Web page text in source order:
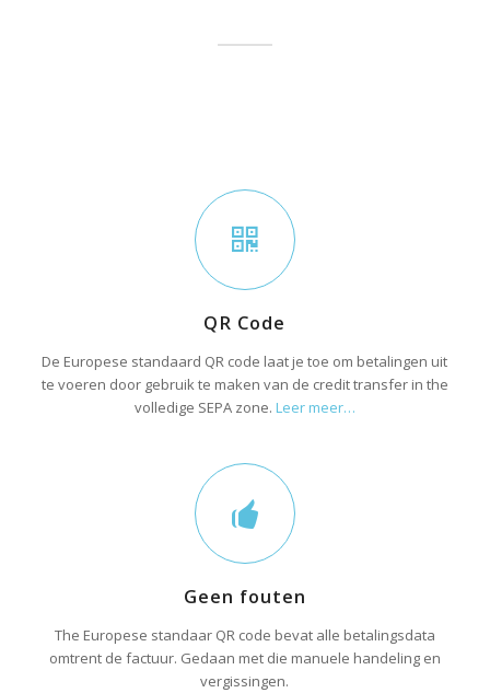
QR Code
De Europese standaard QR code laat je toe om betalingen uit
te voeren door gebruik te maken van de credit transfer in the
volledige SEPA zone. Leer meer…
Geen fouten
The Europese standaar QR code bevat alle betalingsdata
omtrent de factuur. Gedaan met die manuele handeling en
vergissingen.